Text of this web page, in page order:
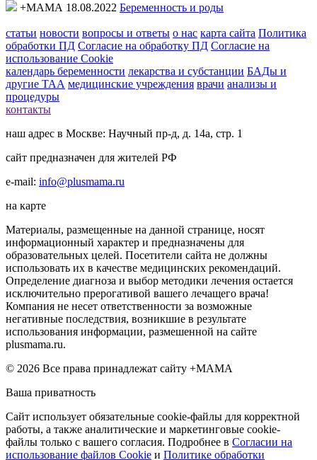
+МАМА 18.08.2022 Беременность и роды
статьи новости вопросы и ответы о нас карта сайта Политика
обработки ПД Согласие на обработку ПД Согласие на
использование Cookie
календарь беременности лекарства и субстанции БАДы и
другие ТАА медицинские учреждения врачи анализы и
процедуры
контакты
наш адрес в Москве: Научный пр-д, д. 14а, стр. 1
сайт предназначен для жителей РФ
e-mail: info@plusmama.ru
на карте
Материалы, размещенные на данной странице, носят
информационный характер и предназначены для
образовательных целей. Посетители сайта не должны
использовать их в качестве медицинских рекомендаций.
Определение диагноза и выбор методики лечения остается
исключительно прерогативой вашего лечащего врача!
Компания не несет ответственности за возможные
негативные последствия, возникшие в результате
использования информации, размешенной на сайте
plusmama.ru.
© 2026 Все права принадлежат сайту +МАМА
Ваша приватность
Сайт использует обязательные cookie-файлы для корректной
работы, а также аналитические и маркетинговые cookie-
файлы только с вашего согласия. Подробнее в Согласии на
использование файлов Cookie и Политике обработки